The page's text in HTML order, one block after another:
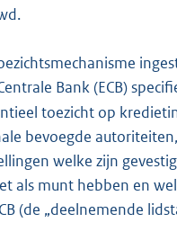
Bank (ECB)
toezicht op
bevoegde
welke zijn
als munt hebben en
(de „deelnemende